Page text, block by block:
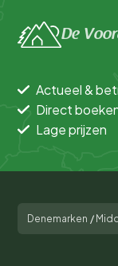
De
Actueel &
Direct
Lage prijzen
Denemarken /